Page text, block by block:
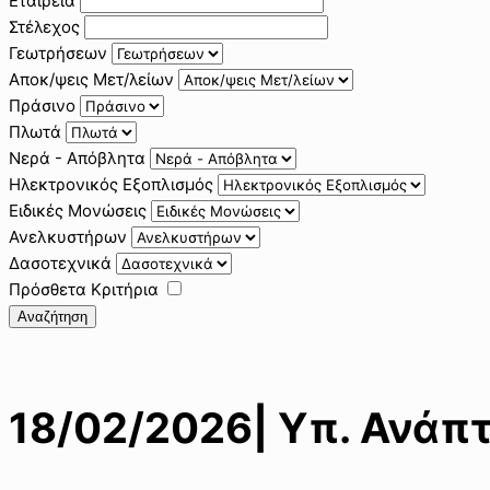
Στέλεχος
Γεωτρήσεων
Αποκ/ψεις Μετ/λείων
Πράσινο
Πλωτά
Νερά - Απόβλητα
Ηλεκτρονικός Εξοπλισμός
Ειδικές Μονώσεις
Ανελκυστήρων
Δασοτεχνικά
Πρόσθετα Κριτήρια
Αναζήτηση
18/02/2026| Υπ.